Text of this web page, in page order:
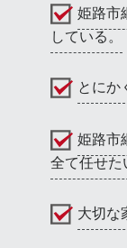
姫路市
している。
とにか
姫路市
全て任せた
大切な